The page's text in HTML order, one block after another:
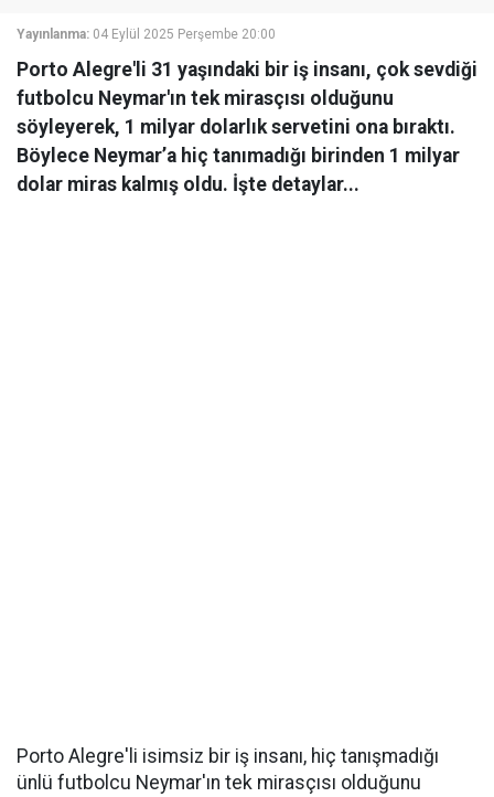
Yayınlanma: 04 Eylül 2025 Perşembe 20:00
Porto Alegre'li 31 yaşındaki bir iş insanı, çok sevdiği
futbolcu Neymar'ın tek mirasçısı olduğunu
söyleyerek, 1 milyar dolarlık servetini ona bıraktı.
Böylece Neymar’a hiç tanımadığı birinden 1 milyar
dolar miras kalmış oldu. İşte detaylar...
Porto Alegre'li isimsiz bir iş insanı, hiç tanışmadığı
ünlü futbolcu Neymar'ın tek mirasçısı olduğunu